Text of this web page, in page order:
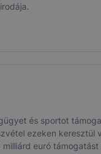
és sportot
ezeken keresztül
euró